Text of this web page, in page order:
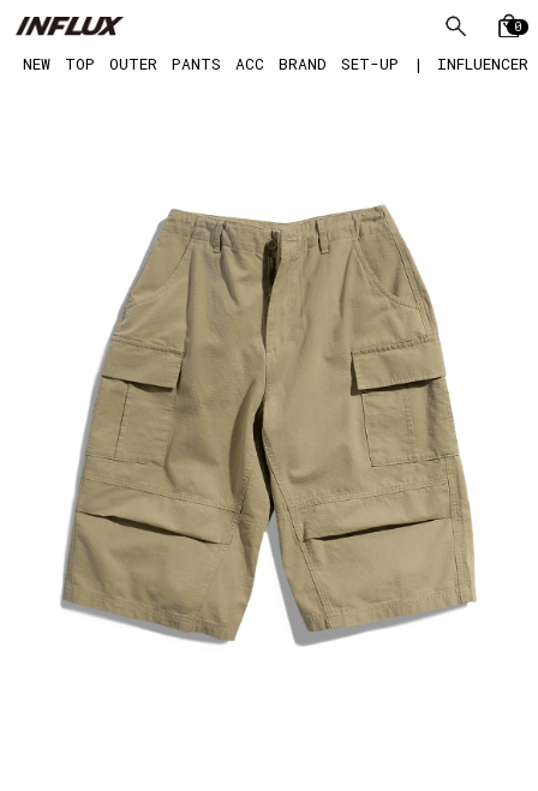
0
NEW TOP OUTER PANTS ACC BRAND SET-UP | INFLUENCER